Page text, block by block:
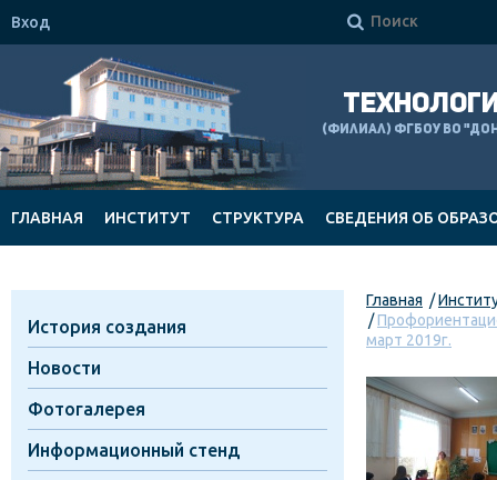
Вход 
(филиал) ФГБОУ ВО
ГЛАВНАЯ ИНСТИТУТ СТРУКТУРА СВЕДЕНИЯ ОБ
Главная
март 2019г.
История создания
Новости
Фотогалерея
Информационный стенд